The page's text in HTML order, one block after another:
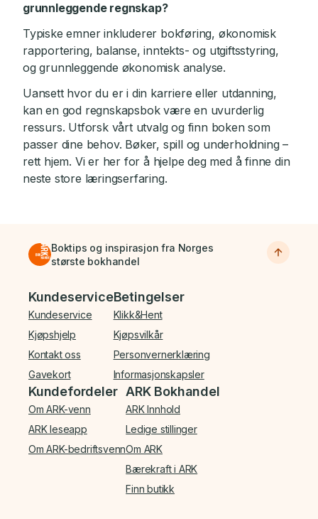
grunnleggende regnskap?
Typiske emner inkluderer bokføring, økonomisk
rapportering, balanse, inntekts- og utgiftsstyring,
og grunnleggende økonomisk analyse.
Uansett hvor du er i din karriere eller utdanning,
kan en god regnskapsbok være en uvurderlig
ressurs. Utforsk vårt utvalg og finn boken som
passer dine behov. Bøker, spill og underholdning –
rett hjem. Vi er her for å hjelpe deg med å finne din
neste store læringserfaring.
Boktips og inspirasjon fra Norges
største bokhandel
Bunnmeny
Kundeservice
Kundeservice
Kjøpshjelp
Kontakt oss
Gavekort
Betingelser
Klikk&Hent
Kjøpsvilkår
Personvernerklæring
Informasjonskapsler
Kundefordeler
Om ARK-venn
ARK leseapp
Om ARK-bedriftsvenn
ARK Bokhandel
ARK Innhold
Ledige stillinger
Om ARK
Bærekraft i ARK
Finn butikk